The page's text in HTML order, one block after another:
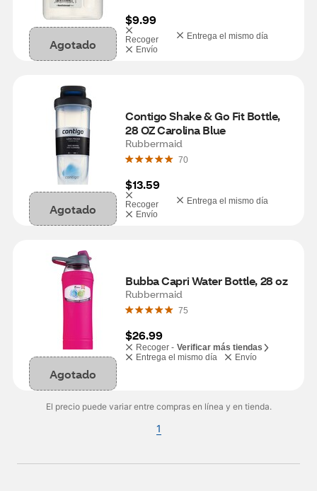
Agotado
$9.99
Recoger
Entrega el mismo día
Envío
Agotado
Contigo Shake & Go Fit Bottle,
28 OZ Carolina Blue
Rubbermaid
70
$13.59
Recoger
Entrega el mismo día
Envío
Agotado
Bubba Capri Water Bottle, 28 oz
Rubbermaid
75
$26.99
Recoger - Verificar más tiendas
Entrega el mismo día
Envío
El precio puede variar entre compras en línea y en tienda.
1